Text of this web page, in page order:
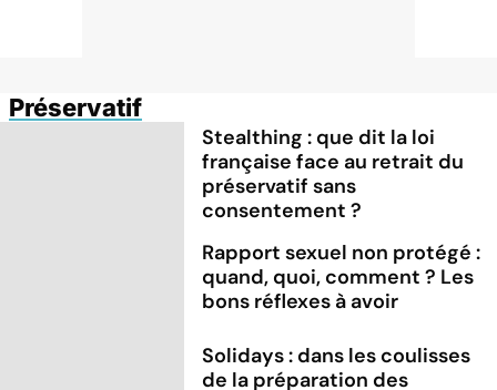
Préservatif
Stealthing : que dit la loi
française face au retrait du
préservatif sans
consentement ?
Rapport sexuel non protégé :
quand, quoi, comment ? Les
bons réflexes à avoir
Solidays : dans les coulisses
de la préparation des